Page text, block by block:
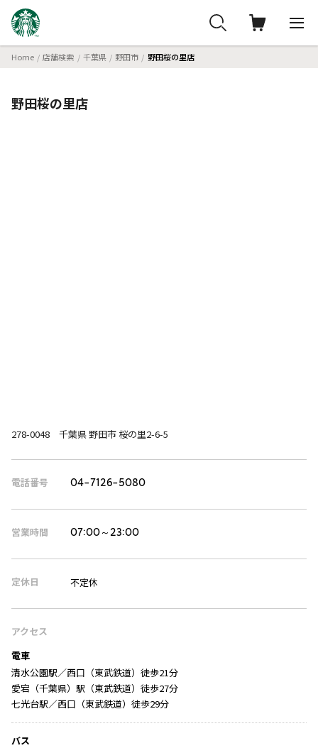
Home 店舗検索 千葉県 野田市 野田桜の里店
野田桜の里店
278-0048 千葉県 野田市 桜の里2-6-5
電話番号 04-7126-5080
営業時間 07:00～23:00
定休日 不定休
アクセス
電車
清水公園駅／西口（東武鉄道）徒歩21分
愛宕（千葉県）駅（東武鉄道）徒歩27分
七光台駅／西口（東武鉄道）徒歩29分
バス